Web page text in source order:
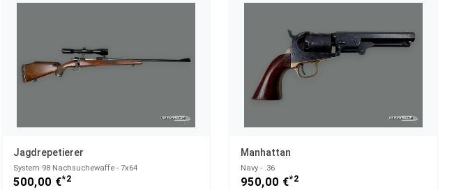
Jagdrepetierer
System 98 Nachsuchewaffe - 7x64
500,00 €*2
Manhattan
Navy - .36
950,00 €*2